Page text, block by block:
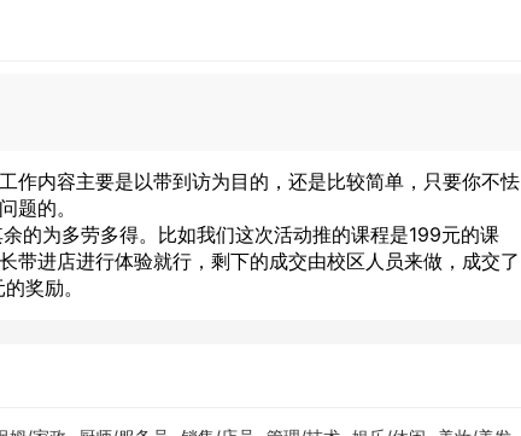
作内容主要是以带到访为目的，还是比较简单，只要你不怯
题的。
的为多劳多得。比如我们这次活动推的课程是199元的课
带进店进行体验就行，剩下的成交由校区人员来做，成交了
奖励。